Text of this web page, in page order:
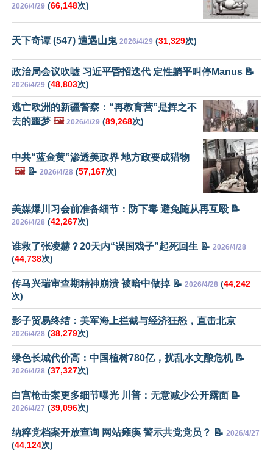
2026/4/29 (66,148次)
天下奇谭 (547) 遭遇山鬼 2026/4/29 (31,329次)
政治局会议吹嘘 习近平昏招迭代 定性躺平叫停Manus 📝
2026/4/29 (48,803次)
逃亡欧洲的新疆警察：“再教育营”是挥之不
去的噩梦 🖼️ 2026/4/29 (89,268次)
中共“蓝金黄”渗透美政界 地方政要成猎物
🖼️📝 2026/4/28 (57,167次)
美媒爆川习会前准备细节：防下毒 避免随从再互殴 📝
2026/4/28 (42,267次)
谁救了张凌赫？20天内“误国戏子”起死回生 📝 2026/4/28
(44,738次)
传马兴瑞审查期精神崩溃 被暗中做掉 📝 2026/4/28 (44,242
次)
影子贸易终结：美军海上拦截与经济狂怒，直击北京
2026/4/28 (38,279次)
绿色长城代价高：中国植树780亿，扰乱水文酿危机 📝
2026/4/28 (37,327次)
白宫枪击案更多细节曝光 川普：无意减少公开露面 📝
2026/4/27 (39,096次)
纳粹党档案开放查询 网站瘫痪 警示共党党员？ 📝 2026/4/27
(44,124次)